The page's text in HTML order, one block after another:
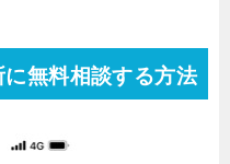
無料相談する方法